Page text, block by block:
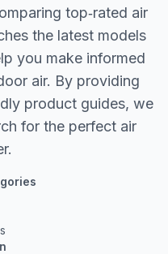
top‐rated air
the latest models
you make informed
air. By providing
product guides, we
for the perfect air